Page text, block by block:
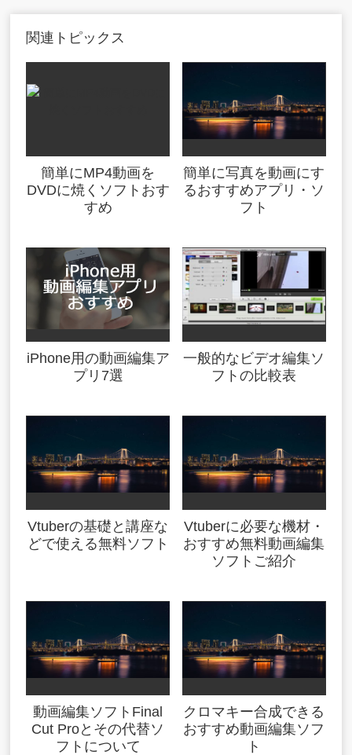
関連トピックス
簡単にMP4動画を
DVDに焼くソフトおす
すめ
簡単に写真を動画にす
るおすすめアプリ・ソ
フト
iPhone用の動画編集ア
プリ7選
一般的なビデオ編集ソ
フトの比較表
Vtuberの基礎と講座な
どで使える無料ソフト
Vtuberに必要な機材・
おすすめ無料動画編集
ソフトご紹介
動画編集ソフトFinal
Cut Proとその代替ソ
フトについて
クロマキー合成できる
おすすめ動画編集ソフ
ト